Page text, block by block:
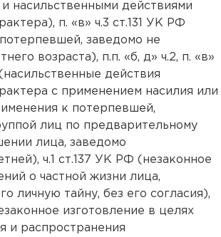
насильственными действиями
п. «в» ч.3 ст.131 УК РФ
заведомо не
возраста), п.п. «б, д» ч.2, п. «в»
действия
с применением насилия или
к потерпевшей,
лиц по предварительному
лица, заведомо
ч.1 ст.137 УК РФ (незаконное
о частной жизни лица,
личную тайну, без его согласия),
изготовление в целях
и распространения